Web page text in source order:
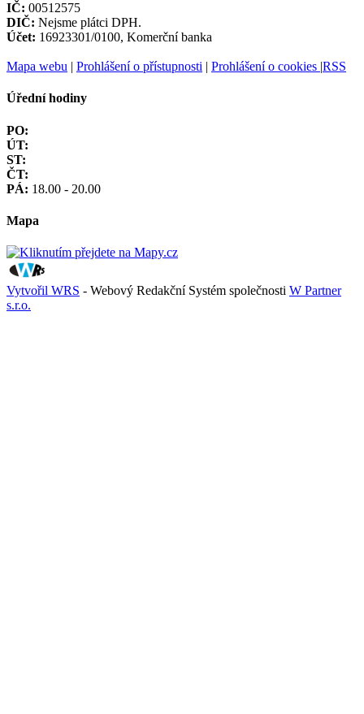
IČ: 00512575
DIČ: Nejsme plátci DPH.
Účet: 16923301/0100, Komerční banka
Mapa webu | Prohlášení o přístupnosti | Prohlášení o cookies |RSS
Úřední hodiny
PO:
ÚT:
ST:
ČT:
PÁ: 18.00 - 20.00
Mapa
Vytvořil WRS - Webový Redakční Systém společnosti W Partner
s.r.o.